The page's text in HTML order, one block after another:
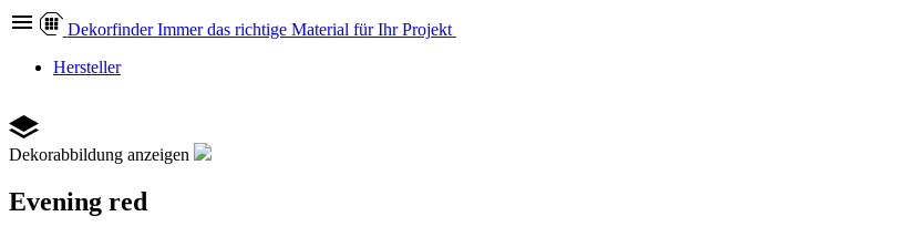
Dekorfinder Immer das richtige Material für Ihr Projekt
Hersteller
Dekorabbildung anzeigen
Evening red